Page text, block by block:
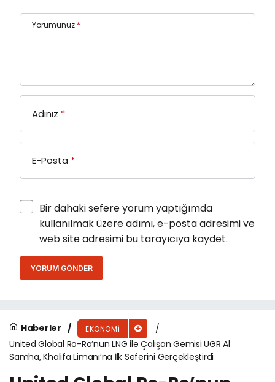
Yorumunuz *
Adınız *
E-Posta *
Bir dahaki sefere yorum yaptığımda
kullanılmak üzere adımı, e-posta adresimi ve
web site adresimi bu tarayıcıya kaydet.
YORUM GÖNDER
Haberler EKONOMI
United Global Ro-Ro’nun LNG ile Çalışan Gemisi UGR Al
Samha, Khalifa Limanı’na İlk Seferini Gerçekleştirdi